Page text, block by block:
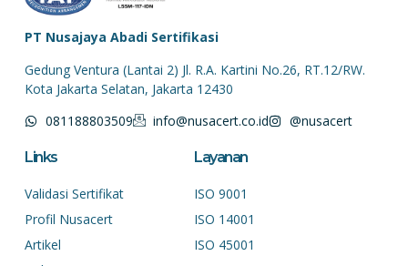
PT Nusajaya Abadi Sertifikasi
Gedung Ventura (Lantai 2) Jl. R.A. Kartini No.26, RT.12/RW.
Kota Jakarta Selatan, Jakarta 12430
081188803509
info@nusacert.co.id @nusacert
Links
Validasi Sertifikat
Profil Nusacert
Artikel
Layanan
ISO 9001
ISO 14001
ISO 45001